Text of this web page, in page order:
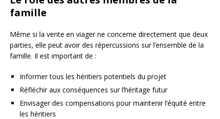
famille
Même si la vente en viager ne concerne directement que deux
parties, elle peut avoir des répercussions sur l’ensemble de la
famille. Il est important de :
Informer tous les héritiers potentiels du projet
Réfléchir aux conséquences sur l’héritage futur
Envisager des compensations pour maintenir l’équité entre
les héritiers